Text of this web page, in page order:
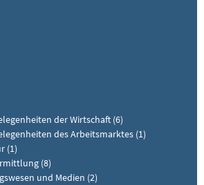
der Wirtschaft (6)
des Arbeitsmarktes (1)
(1)
(8)
und Medien (2)